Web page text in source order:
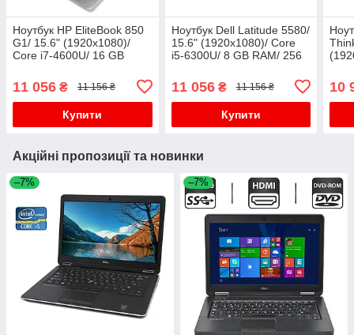
Ноутбук HP EliteBook 850
G1/ 15.6" (1920x1080)/
Core i7-4600U/ 16 GB
HD 4400
11 056 ₴ 11 156 ₴
Купити
Ноутбук Dell Latitude 5580/
15.6" (1920x1080)/ Core
i5-6300U/ 8 GB RAM/ 256
520+Бездротова миша
USB
11 056₴ 11 156 ₴
Купити
GB
10
Акційні пропозиції та новинки
–7% –7%